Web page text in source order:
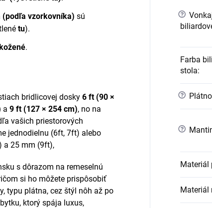
(podľa vzorkovníka) sú
tu).
.
bridlicovej dosky 6 ft (90 ×
a 9 ft (127 × 254 cm), no na
vašich priestorových
jednodielnu (6ft, 7ft) alebo
a 25 mm (9ft),
s dôrazom na remeselnú
si ho môžete prispôsobiť
typu plátna, cez štýl nôh až po
ktorý spája luxus,
?
Farba
stola:
? Plátno
?
Materiál
Materiál